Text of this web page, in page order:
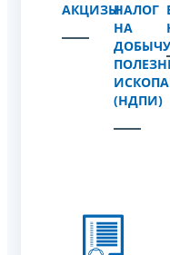
АКЦИЗЫНАЛОГ
НА
ДОБЫЧУ
(НДПИ)